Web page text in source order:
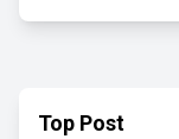
Top Post